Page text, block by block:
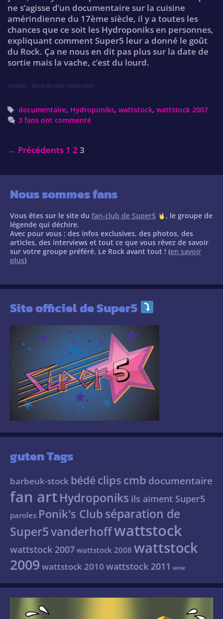
ne s’agisse d’un documentaire sur la cuisine
amérindienne du 17ème siècle, il y a toutes les
chances que ce soit les Hydroponiks en personnes,
expliquant comment Super5 leur a donné le goût
du Rock. Ça ne nous en dit pas plus sur la date de
sortie mais la vache, c’est du lourd.
(vidéo : tous droits réservés)
Tags
documentaire, Hydroponiks, wattstock, wattstock 2007
3 fans ont commenté
Post
← Précédents 1 2 3
Nous sommes fans
Vous êtes sur le site du fan-club de Super5
, le groupe de
légende qui déchire.
Avec pour vous : des infos exclusives, des photos, des
articles, des interviews et tout ce que vous rêvez de savoir
sur votre groupe préféré. Le Rock avant tout ! (en savoir
plus)
Site officiel de Super5
guten Tags
barbeuk-stock bédé clips cmb documentaire
fan artHydroponiks ils aiment Super5
paroles Ponik's Club séparation de
Super5vanderhoffwattstock
wattstock 2007 wattstock 2008 wattstock
2009 wattstock 2010 wattstock 2011 wow